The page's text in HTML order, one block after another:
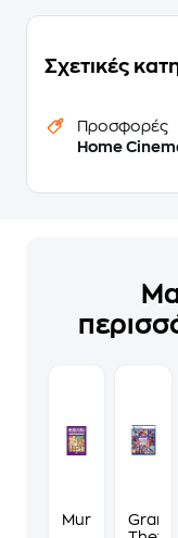
Σχετικές
Προσφορές
Home
MurdokuGrand